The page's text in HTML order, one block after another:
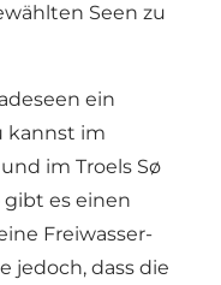
Seen zu
ein
kannst im
im Troels Sø
gibt es einen
Freiwasser-
jedoch, dass die